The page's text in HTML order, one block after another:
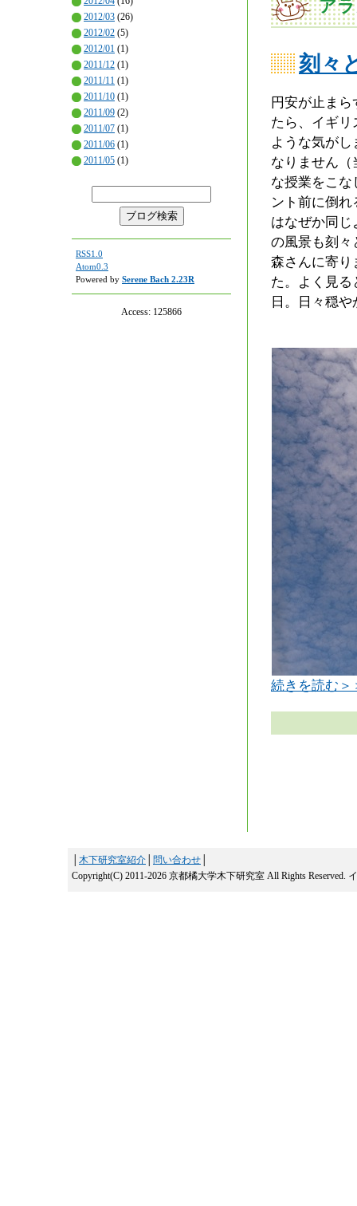
2012/03 (26)
2012/02 (5)
2012/01 (1)
2011/12 (1)
2011/11 (1)
2011/10 (1)
2011/09 (2)
2011/07 (1)
2011/06 (1)
2011/05 (1)
RSS1.0
Atom0.3
Powered by Serene Bach 2.23R
Access: 125866
ア
刻々
円安が止ま
たら、イギリ
ような気が
なりません
な授業をこ
ント前に倒
はなぜか同
の風景も刻々
森さんに寄り
た。よく見る
日。日々穏
続きを読む＞
木下研究室紹介 問い合わせ
Copyright(C) 2011-2026 京都橘大学木下研究室 All Rights Reserved.